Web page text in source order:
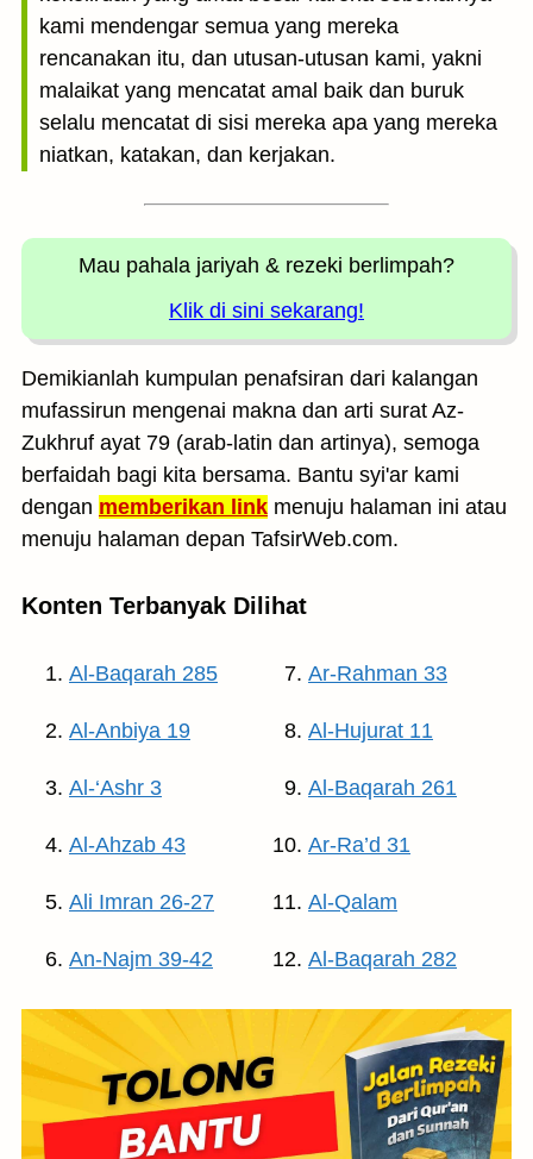
kami mendengar semua yang mereka
rencanakan itu, dan utusan-utusan kami, yakni
malaikat yang mencatat amal baik dan buruk
selalu mencatat di sisi mereka apa yang mereka
niatkan, katakan, dan kerjakan.
Mau pahala jariyah & rezeki berlimpah?
Klik di sini sekarang!
Demikianlah kumpulan penafsiran dari kalangan
mufassirun mengenai makna dan arti surat Az-
Zukhruf ayat 79 (arab-latin dan artinya), semoga
berfaidah bagi kita bersama. Bantu syi'ar kami
dengan memberikan link menuju halaman ini atau
menuju halaman depan TafsirWeb.com.
Konten Terbanyak Dilihat
Al-Baqarah 285
Al-Anbiya 19
Al-‘Ashr 3
Al-Ahzab 43
Ali Imran 26-27
An-Najm 39-42
Ar-Rahman 33
Al-Hujurat 11
Al-Baqarah 261
Ar-Ra’d 31
Al-Qalam
Al-Baqarah 282